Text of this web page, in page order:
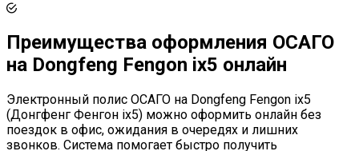
Преимущества оформления ОСАГО
на Dongfeng Fengon ix5 онлайн
Электронный полис ОСАГО на Dongfeng Fengon ix5
(Донгфенг Фенгон ix5) можно оформить онлайн без
поездок в офис, ожидания в очередях и лишних
звонков. Система помогает быстро получить